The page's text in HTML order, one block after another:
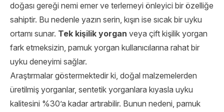
doğası gereği nemi emer ve terlemeyi önleyici bir özelliğe
sahiptir. Bu nedenle yazın serin, kışın ise sıcak bir uyku
ortamı sunar. Tek kişilik yorgan veya çift kişilik yorgan
fark etmeksizin, pamuk yorgan kullanıcılarına rahat bir
uyku deneyimi sağlar.
Araştırmalar göstermektedir ki, doğal malzemelerden
üretilmiş yorganlar, sentetik yorganlara kıyasla uyku
kalitesini %30’a kadar artırabilir. Bunun nedeni, pamuk